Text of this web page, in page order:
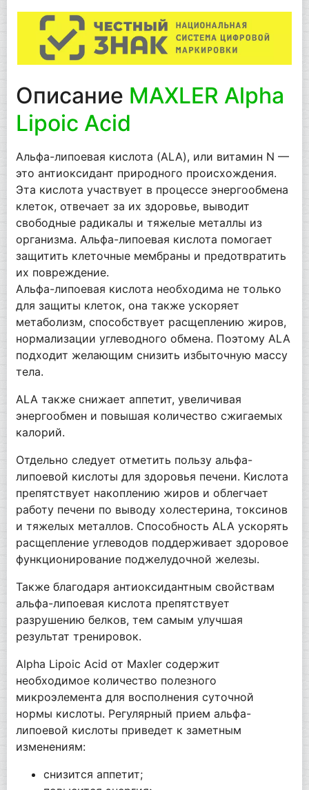
Описание MAXLER Alpha
Lipoic Acid
Альфа-липоевая кислота (ALA), или витамин N —
это антиоксидант природного происхождения.
Эта кислота участвует в процессе энергообмена
клеток, отвечает за их здоровье, выводит
свободные радикалы и тяжелые металлы из
организма. Альфа-липоевая кислота помогает
защитить клеточные мембраны и предотвратить
их повреждение.
Альфа-липоевая кислота необходима не только
для защиты клеток, она также ускоряет
метаболизм, способствует расщеплению жиров,
нормализации углеводного обмена. Поэтому ALA
подходит желающим снизить избыточную массу
тела.
ALA также снижает аппетит, увеличивая
энергообмен и повышая количество сжигаемых
калорий.
Отдельно следует отметить пользу альфа-
липоевой кислоты для здоровья печени. Кислота
препятствует накоплению жиров и облегчает
работу печени по выводу холестерина, токсинов
и тяжелых металлов. Способность ALA ускорять
расщепление углеводов поддерживает здоровое
функционирование поджелудочной железы.
Также благодаря антиоксидантным свойствам
альфа-липоевая кислота препятствует
разрушению белков, тем самым улучшая
результат тренировок.
Alpha Lipoic Acid от Maxler содержит
необходимое количество полезного
микроэлемента для восполнения суточной
нормы кислоты. Регулярный прием альфа-
липоевой кислоты приведет к заметным
изменениям:
снизится аппетит;